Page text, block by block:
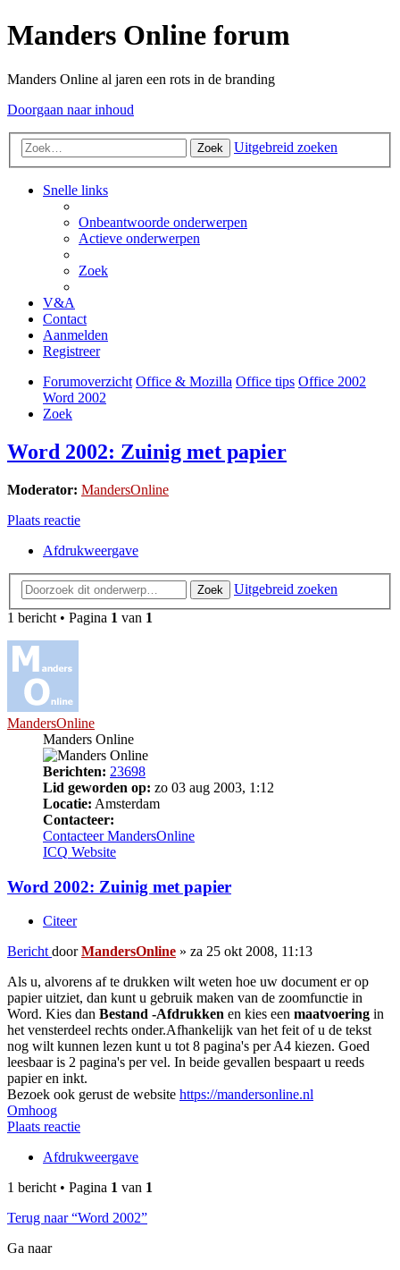
Manders Online forum
Manders Online al jaren een rots in de branding
Doorgaan naar inhoud
Zoek Uitgebreid zoeken
Snelle links
Onbeantwoorde onderwerpen
Actieve onderwerpen
Zoek
V&A
Contact
Aanmelden
Registreer
Forumoverzicht Office & Mozilla Office tips Office 2002
Word 2002
Zoek
Word 2002: Zuinig met papier
Moderator: MandersOnline
Plaats reactie
Afdrukweergave
Zoek
Uitgebreid zoeken
1 bericht • Pagina 1 van 1
MandersOnline
Manders Online
Berichten: 23698
Lid geworden op: zo 03 aug 2003, 1:12
Locatie: Amsterdam
Contacteer:
Contacteer MandersOnline
ICQ Website
Word 2002: Zuinig met papier
Citeer
Bericht doorMandersOnline » za 25 okt 2008, 11:13
Als u, alvorens af te drukken wilt weten hoe uw document er op
papier uitziet, dan kunt u gebruik maken van de zoomfunctie in
Word. Kies dan Bestand -Afdrukken en kies een maatvoering in
het vensterdeel rechts onder.Afhankelijk van het feit of u de tekst
nog wilt kunnen lezen kunt u tot 8 pagina's per A4 kiezen. Goed
leesbaar is 2 pagina's per vel. In beide gevallen bespaart u reeds
papier en inkt.
Bezoek ook gerust de website https://mandersonline.nl
Omhoog
Plaats reactie
Afdrukweergave
1 bericht • Pagina 1 van 1
Terug naar “Word 2002”
Ga naar